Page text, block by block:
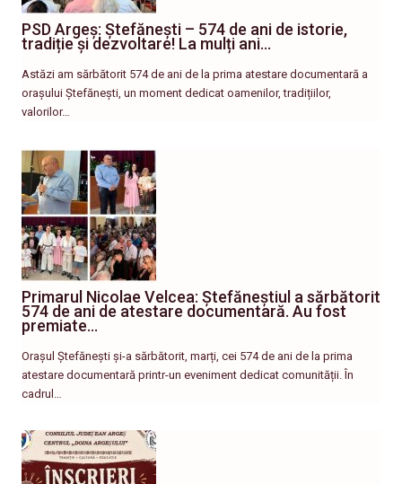
PSD Argeș: Ștefănești – 574 de ani de istorie,
tradiție și dezvoltare! La mulți ani…
Astăzi am sărbătorit 574 de ani de la prima atestare documentară a
orașului Ștefănești, un moment dedicat oamenilor, tradițiilor,
valorilor…
Primarul Nicolae Velcea: Ștefăneștiul a sărbătorit
574 de ani de atestare documentară. Au fost
premiate…
Orașul Ștefănești și-a sărbătorit, marți, cei 574 de ani de la prima
atestare documentară printr-un eveniment dedicat comunității. În
cadrul…